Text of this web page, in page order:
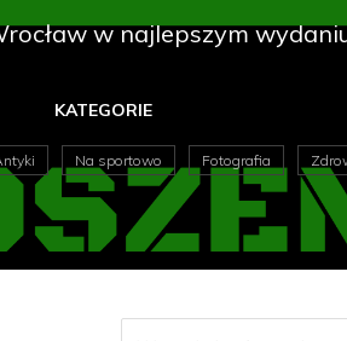
w najlepszym
KATEGORIE
Na sportowo Fotografia